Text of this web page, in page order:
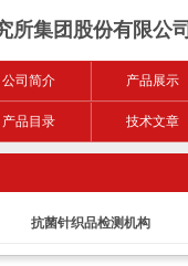
所集团股份有限公司
公司简介 产品展示
产品目录 技术文章
抗菌针织品检测机构